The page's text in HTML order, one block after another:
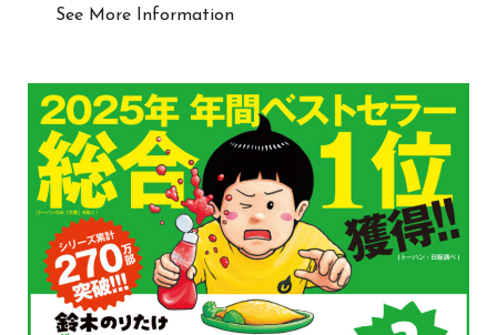
See More Information